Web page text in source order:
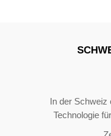
In der Schweiz
Technologie